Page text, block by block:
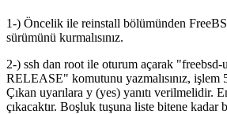
1-) Öncelik ile reinstall bölümünden
sürümünü kurmalısınız.
2-) ssh dan root ile oturum açarak "freebsd-
RELEASE" komutunu yazmalısınız, işlem
Çıkan uyarılara y (yes) yanıtı verilmelidir.
çıkacaktır. Boşluk tuşuna liste bitene kadar